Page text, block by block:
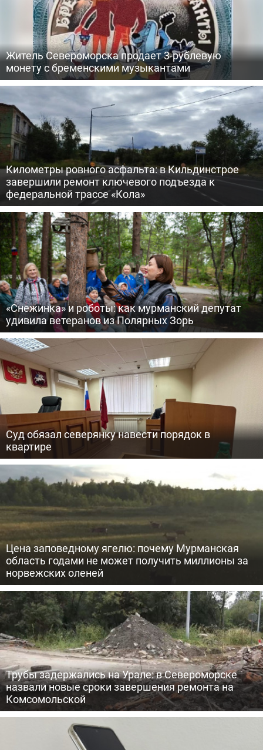
Житель Североморска продает 3-рублевую
монету с бременскими музыкантами
Километры ровного асфальта: в Кильдинстрое
завершили ремонт ключевого подъезда к
федеральной трассе «Кола»
«Снежинка» и роботы: как мурманский депутат
удивила ветеранов из Полярных Зорь
Суд обязал северянку навести порядок в
квартире
Цена заповедному ягелю: почему Мурманская
область годами не может получить миллионы за
норвежских оленей
Трубы задержались на Урале: в Североморске
назвали новые сроки завершения ремонта на
Комсомольской